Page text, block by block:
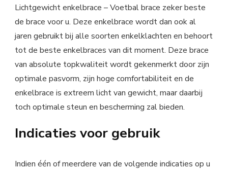
Lichtgewicht enkelbrace – Voetbal brace zeker beste
de brace voor u. Deze enkelbrace wordt dan ook al
jaren gebruikt bij alle soorten enkelklachten en behoort
tot de beste enkelbraces van dit moment. Deze brace
van absolute topkwaliteit wordt gekenmerkt door zijn
optimale pasvorm, zijn hoge comfortabiliteit en de
enkelbrace is extreem licht van gewicht, maar daarbij
toch optimale steun en bescherming zal bieden.
Indicaties voor gebruik
Indien één of meerdere van de volgende indicaties op u